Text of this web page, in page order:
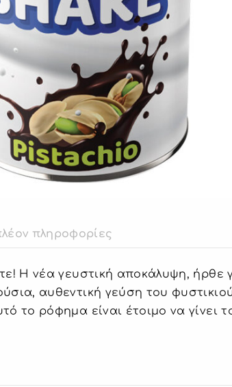
πληροφορίες
Η νέα γευστική αποκάλυψη,
αυθεντική γεύση του
το ρόφημα είναι έτοιμο να γίνει